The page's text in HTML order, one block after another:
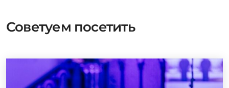
Советуем посетить